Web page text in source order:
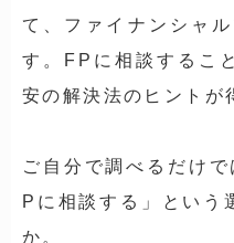
て、ファイナンシャ
す。FPに相談するこ
安の解決法のヒントが
ご自分で調べるだけ
Pに相談する」という
か。